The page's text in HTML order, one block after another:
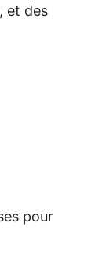
et des
pour